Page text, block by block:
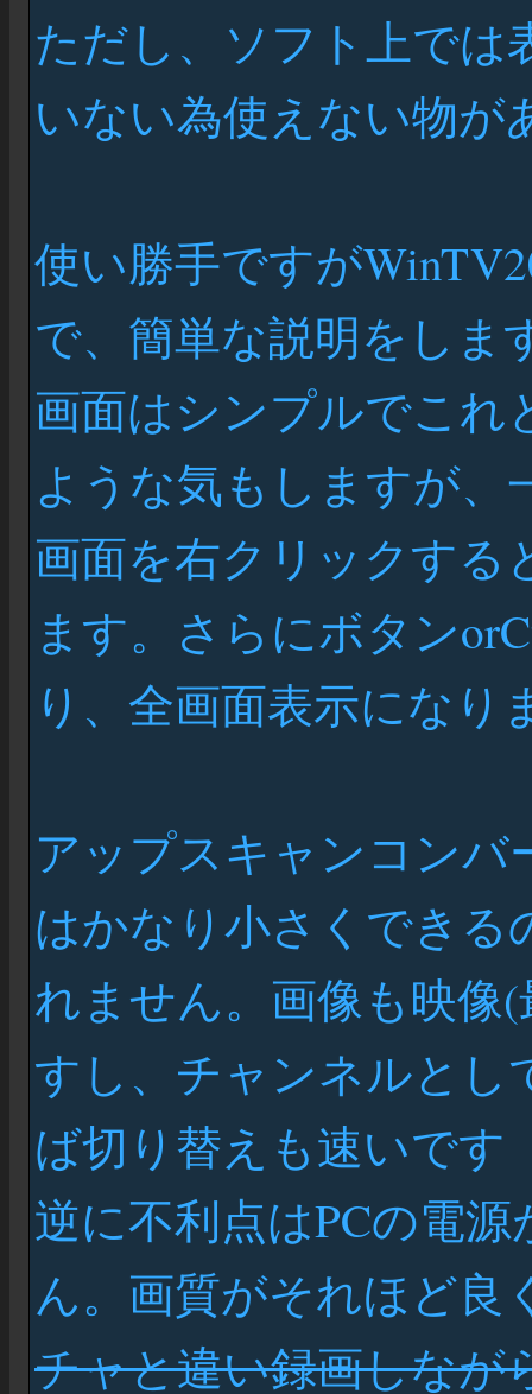
ただし、ソフト上では
いない為使えない物が
使い勝手ですが
で、簡単な説明をしま
画面はシンプルでこれ
ような気もしますが、
画面を右クリックする
ます。さらにボタン
り、全画面表示になり
アップスキャンコンバ
はかなり小さくできる
れません。画像も映像
すし、チャンネルとし
ば切り替えも速いです
逆に不利点はPCの電
ん。画質がそれほど良
チャと違い録画しなが